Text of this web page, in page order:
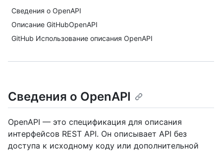
Сведения о OpenAPI
Описание GitHubOpenAPI
GitHub Использование описания OpenAPI
Сведения о OpenAPI
OpenAPI — это спецификация для описания
интерфейсов REST API. Он описывает API без
доступа к исходному коду или дополнительной